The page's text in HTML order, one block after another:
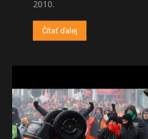
2010.
Čítať ďalej